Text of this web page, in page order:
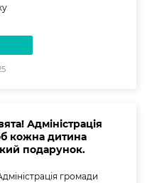
Адміністрація
кожна дитина
подарунок.
громади